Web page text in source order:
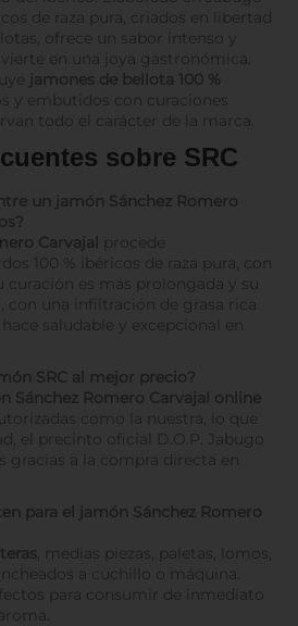
de raza pura, criados en libertad
ofrece un sabor intenso y
en una joya gastronómica.
jamones de bellota 100 %
y embutidos con curaciones
todo el carácter de la marca.
sobre SRC
un jamón Sánchez Romero
Carvajal procede
100 % ibéricos de raza pura, con
curación es más prolongada y su
con una infiltración de grasa rica
saludable y excepcional en
SRC al mejor precio?
Sánchez Romero Carvajal online
como la nuestra, lo que
el precinto oficial D.O.P. Jabugo
a la compra directa en
para el jamón Sánchez Romero
, medias piezas, paletas, lomos,
a cuchillo o máquina.
para consumir de inmediato